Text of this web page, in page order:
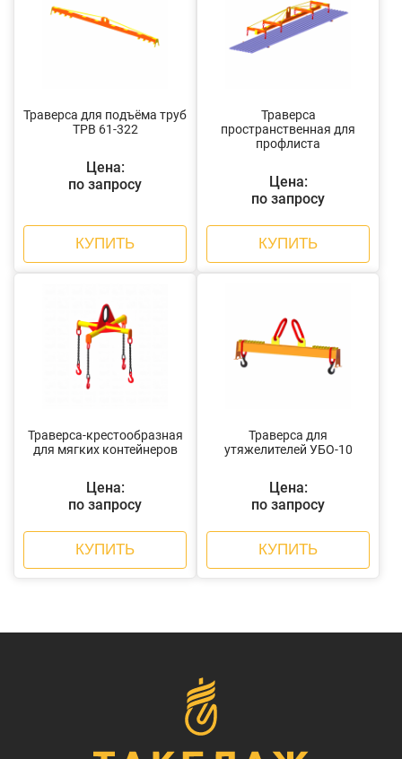
Траверса для подъёма труб
ТРВ 61-322
Цена:
по запросу
КУПИТЬ
Траверса
пространственная для
профлиста
Цена:
по запросу
КУПИТЬ
Траверса-крестообразная
для мягких контейнеров
Цена:
по запросу
КУПИТЬ
Траверса для
утяжелителей УБО-10
Цена:
по запросу
КУПИТЬ